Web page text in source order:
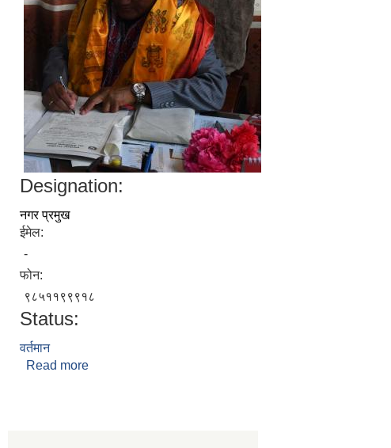
Designation:
नगर प्रमुख
ईमेल:
-
फोन:
९८५११९९९१८
Status:
वर्तमान
Read more